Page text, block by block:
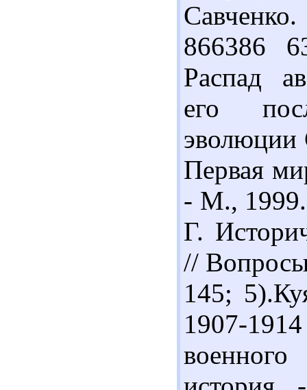
866386
Распад
его
эволюции
Первая
- М.,
Г.
//
145;
1907-